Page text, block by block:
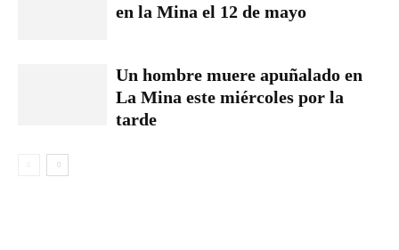
en la Mina el 12 de mayo
Un hombre muere apuñalado en
La Mina este miércoles por la
tarde